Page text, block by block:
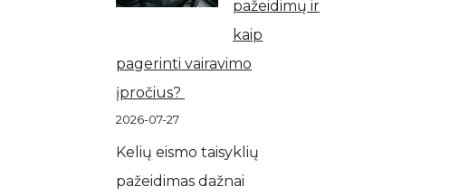
pažeidimų ir
kaip
pagerinti vairavimo
įpročius?
2026-07-27
Kelių eismo taisyklių
pažeidimas dažnai